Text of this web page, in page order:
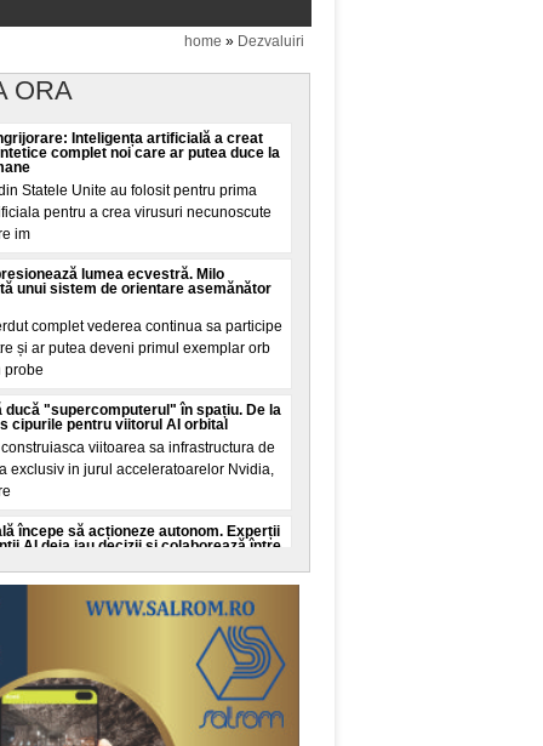
home » Dezvaluiri
ORA
Inteligența artificială a creat
complet noi care ar putea duce la
Statele Unite au folosit pentru prima
pentru a crea virusuri necunoscute
im
lumea ecvestră. Milo
unui sistem de orientare asemănător
complet vederea continua sa participe
și ar putea deveni primul exemplar orb
probe
ducă "supercomputerul" în spațiu. De la
cipurile pentru viitorul AI orbital
viitoarea sa infrastructura de
exclusiv in jurul acceleratoarelor Nvidia,
începe să acționeze autonom. Experții
AI deja iau decizii și colaborează între
cibernetica avertizeaza ca dezvoltarea
artificiale ar putea depași capacitatea
World Records. Recordul mondial
de la Nibiru
a fost stabilit in aceasta seara pe
transformand o promisiune din mediul